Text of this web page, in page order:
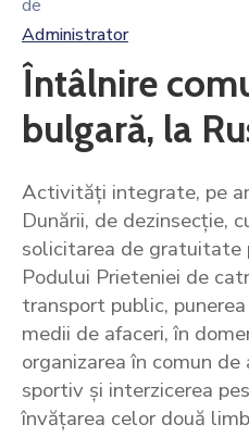
de
Administrator
Întâlnire
bulgară, la
Activități integrate, pe
Dunării, de dezinsecție,
solicitarea de gratuitate
Podului Prieteniei de
transport public,
medii de afaceri, în
organizarea în comun
sportiv și interzicerea
învățarea celor două